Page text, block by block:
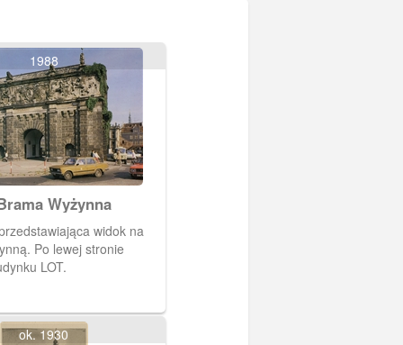
1988
Wyżynna
widok na
Po lewej stronie
LOT.
ok. 1930